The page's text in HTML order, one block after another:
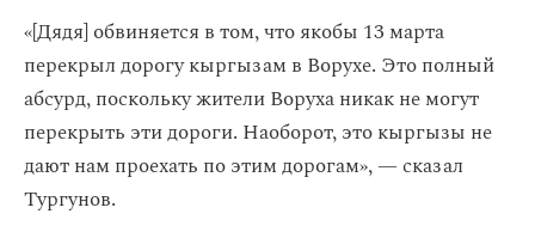
«[Дядя] обвиняется в том, что якобы 13 марта
перекрыл дорогу кыргызам в Ворухе. Это полный
абсурд, поскольку жители Воруха никак не могут
перекрыть эти дороги. Наоборот, это кыргызы не
дают нам проехать по этим дорогам», — сказал
Тургунов.